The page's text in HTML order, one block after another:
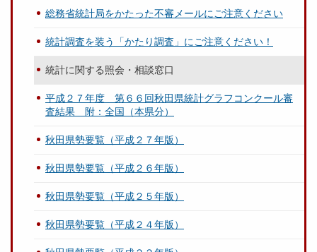
総務省統計局をかたった不審メールにご注意ください
統計調査を装う「かたり調査」にご注意ください！
統計に関する照会・相談窓口
平成２７年度 第６６回秋田県統計グラフコンクール審
査結果 附：全国（本県分）
秋田県勢要覧（平成２７年版）
秋田県勢要覧（平成２６年版）
秋田県勢要覧（平成２５年版）
秋田県勢要覧（平成２４年版）